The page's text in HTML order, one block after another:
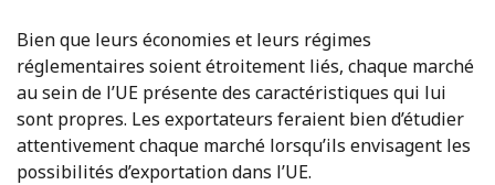
Bien que leurs économies et leurs régimes
réglementaires soient étroitement liés, chaque marché
au sein de l’UE présente des caractéristiques qui lui
sont propres. Les exportateurs feraient bien d’étudier
attentivement chaque marché lorsqu’ils envisagent les
possibilités d’exportation dans l’UE.